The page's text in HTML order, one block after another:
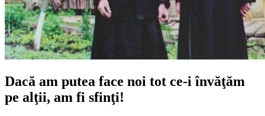
Dacă am putea face noi tot ce-i învăţăm
pe alţii, am fi sfinţi!